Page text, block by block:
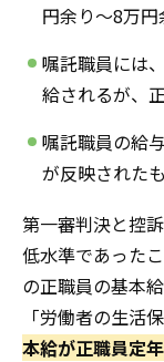
円余り～8万
嘱託職員には
給されるが、
嘱託職員の給
が反映された
第一審判決と控
低水準であった
の正職員の基本
「労働者の生活
本給が正職員定